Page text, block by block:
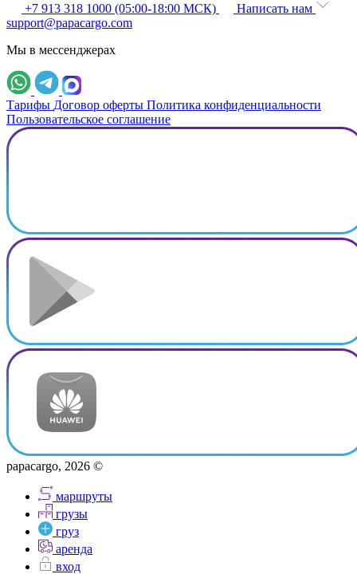
+7 913 318 1000 (05:00-18:00 МСК)
Написать нам
support@papacargo.com
Мы в мессенджерах
Тарифы Договор оферты Политика конфиденциальности
Пользовательское соглашение
papacargo, 2026 ©
маршруты
грузы
груз
аренда
вход